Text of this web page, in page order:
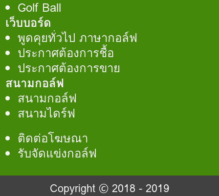
Golf Ball
เว็บบอร์ด
พูดคุยทั่วไป ภาษากอล์ฟ
ประกาศต้องการชื้อ
ประกาศต้องการขาย
สนามกอล์ฟ
สนามกอล์ฟ
สนามไดร์ฟ
ติดต่อโฆษณา
รับจัดแข่งกอล์ฟ
Copyright © 2018 - 2019